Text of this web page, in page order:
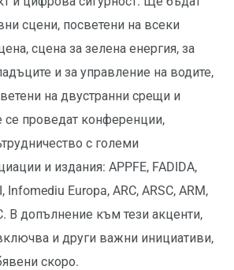
сцени, посветени на всеки
сцена за зелена енергия, за
и за управление на водите,
на двустранни срещи и
се проведат конференции,
с големи
и издания: APPFE, FADIDA,
Infomediu Europa, ARC, ARSC, ARM,
В допълнение към тези акценти,
и други важни инициативи,
скоро.